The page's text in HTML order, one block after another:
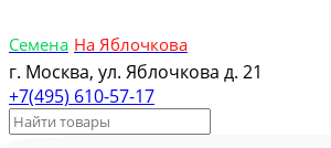
Семена На Яблочкова
г. Москва, ул. Яблочкова д. 21
+7(495) 610-57-17